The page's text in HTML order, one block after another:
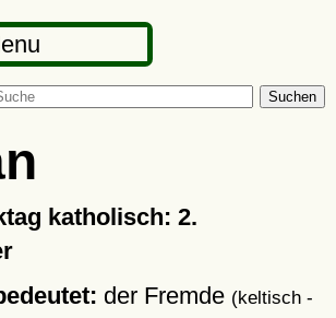
Suchen
katholisch: 2.
der Fremde (keltisch -